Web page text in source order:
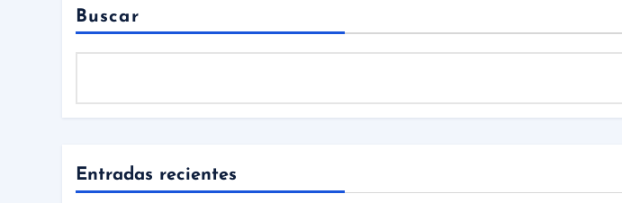
Buscar
Entradas recientes